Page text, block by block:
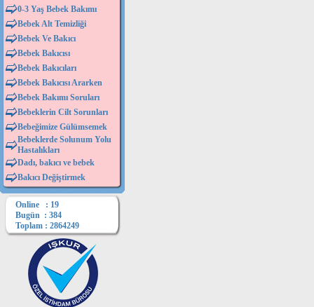
0-3 Yaş Bebek Bakımı
Bebek Alt Temizliği
Bebek Ve Bakıcı
Bebek Bakıcısı
Bebek Bakıcıları
Bebek Bakıcısı Ararken
Bebek Bakımı Soruları
Bebeklerin Cilt Sorunları
Bebeğimize Gülümsemek
Bebeklerde Solunum Yolu
Hastalıkları
Dadı, bakıcı ve bebek
Bakıcı Değiştirmek
Online : 19
Bugün : 384
Toplam : 2864249